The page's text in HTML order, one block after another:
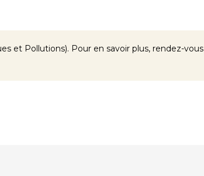
et Pollutions). Pour en savoir plus, rendez-vous